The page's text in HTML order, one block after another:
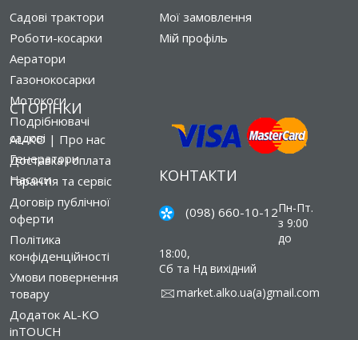
Садові трактори
Роботи-косарки
Аератори
Газонокосарки
Мотокоси
Подрібнювачі
садові
Генератори
Насоси
СТОРІНКИ
AL-KO | Про нас
Доставка і оплата
Гарантія та сервіс
Договір публічної
оферти
Політика
конфіденційності
Умови повернення
товару
Додаток AL-KO
inTOUCH
Мої замовлення
Мій профіль
КОНТАКТИ
(098) 660-10-12Пн-Пт.
з 9:00
до
18:00,
Сб та Нд вихідний
market.alko.ua(a)gmail.com